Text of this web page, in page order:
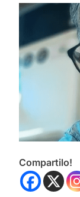
Compartilo!